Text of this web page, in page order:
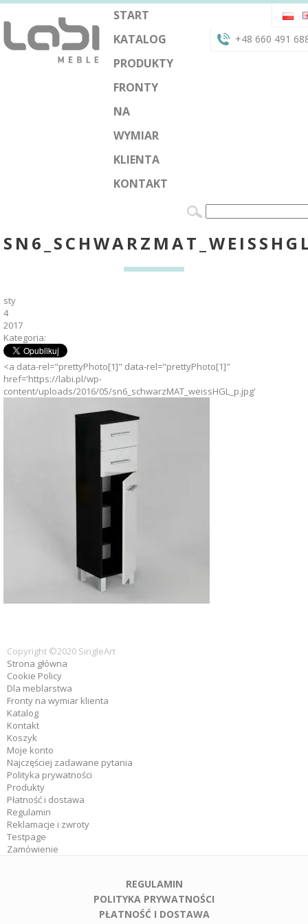
START
KATALOG
PRODUKTY
FRONTY
NA
WYMIAR
KLIENTA
KONTAKT
+48 660 491
sty
4
2017
Kategoria:
<a data-rel="prettyPhoto[1]" data-rel="prettyPhoto[1]"
href='https://labi.pl/wp-
content/uploads/2016/05/sn6_schwarzMAT_weissHGL_p.jpg'
Copyright ©2020 SingleArt
Strona główna
Cookie Policy
Dla meblarstwa
Fronty na wymiar klienta
Katalog
Kontakt
Koszyk
Moje konto
Najczęściej zadawane pytania
Polityka prywatności
Produkty
Płatność i dostawa
Regulamin
Reklamacje i zwroty
Testpage
Zamówienie
REGULAMIN
POLITYKA PRYWATNOŚCI
PŁATNOŚĆ I DOSTAWA